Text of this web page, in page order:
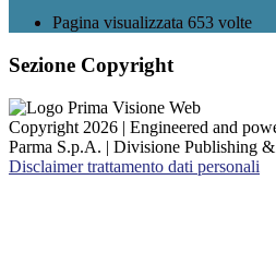
Pagina visualizzata 653 volte
Sezione Copyright
Copyright 2026 | Engineered and
Parma S.p.A. | Divisione Publishing
Disclaimer trattamento dati personali